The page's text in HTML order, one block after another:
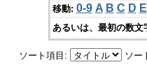
移動: 0-9 A B C D E
あるいは、最初の数
ソート項目: ソー